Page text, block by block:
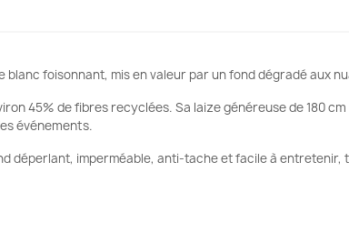
blanc foisonnant, mis en valeur par un fond dégradé aux
45% de fibres recyclées. Sa laize généreuse de 180
événements.
déperlant, imperméable, anti-tache et facile à